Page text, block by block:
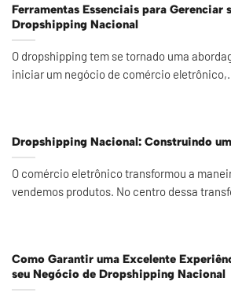
Ferramentas Essenciais para Gerenciar
Dropshipping Nacional
O dropshipping tem se tornado uma
iniciar um negócio de comércio
Dropshipping Nacional: Construindo
O comércio eletrônico transformou a
vendemos produtos. No centro dessa
Como Garantir uma Excelente
seu Negócio de Dropshipping Nacional